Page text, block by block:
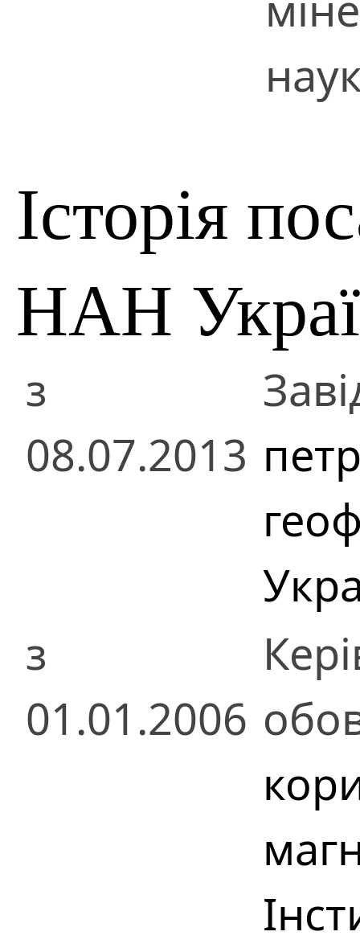
Історія
НАН
з
08.07.2013
з
01.01.2006